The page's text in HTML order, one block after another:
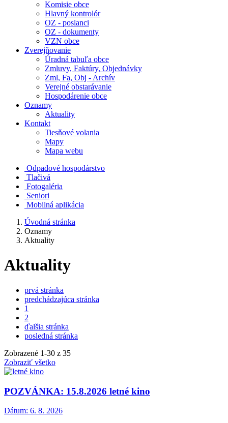
Komisie obce
Hlavný kontrolór
OZ - poslanci
OZ - dokumenty
VZN obce
Zverejňovanie
Úradná tabuľa obce
Zmluvy, Faktúry, Objednávky
Zml, Fa, Obj - Archív
Verejné obstarávanie
Hospodárenie obce
Oznamy
Aktuality
Kontakt
Tiesňové volania
Mapy
Mapa webu
Odpadové hospodárstvo
Tlačivá
Fotogaléria
Seniori
Mobilná aplikácia
Úvodná stránka
Oznamy
Aktuality
Aktuality
prvá stránka
predchádzajúca stránka
1
2
ďalšia stránka
posledná stránka
Zobrazené 1-30 z 35
Zobraziť všetko
POZVÁNKA: 15.8.2026 letné kino
Dátum: 6. 8. 2026